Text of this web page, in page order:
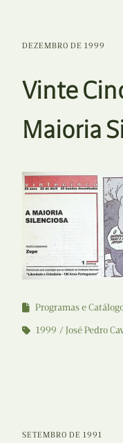
DEZEMBRO DE 1999
Vinte
Maioria
Programas e
1999
José Pedro
SETEMBRO DE 1991